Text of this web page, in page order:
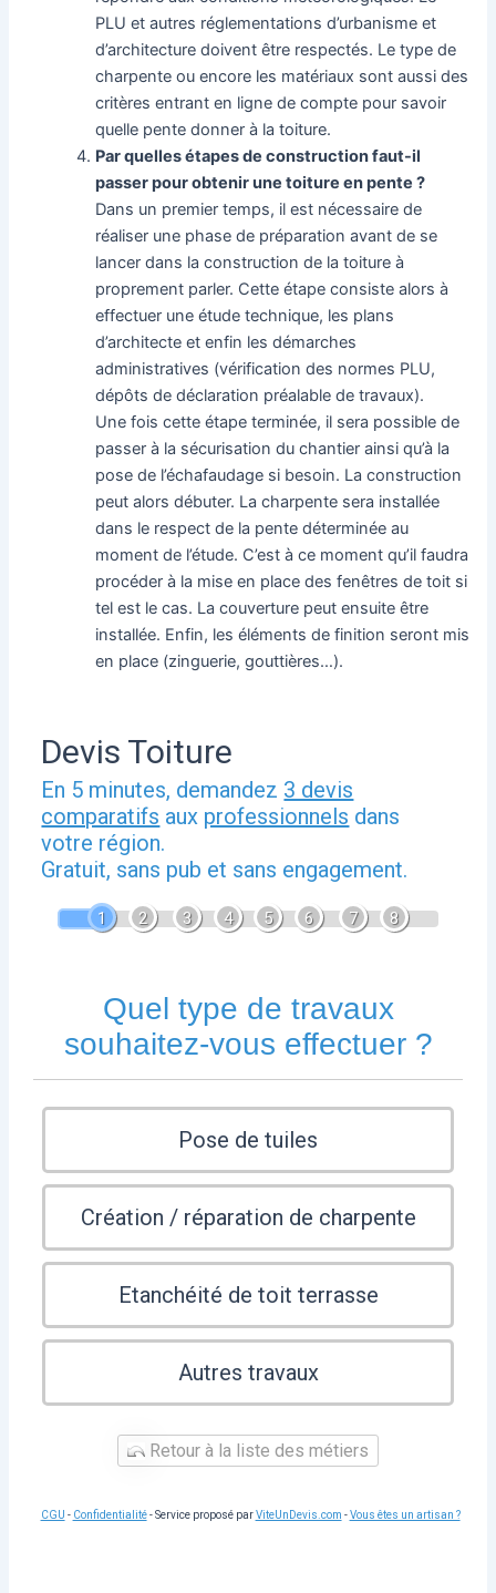
PLU et autres réglementations d’urbanisme et
d’architecture doivent être respectés. Le type de
charpente ou encore les matériaux sont aussi des
critères entrant en ligne de compte pour savoir
quelle pente donner à la toiture.
Par quelles étapes de construction faut-il
passer pour obtenir une toiture en pente ?
Dans un premier temps, il est nécessaire de
réaliser une phase de préparation avant de se
lancer dans la construction de la toiture à
proprement parler. Cette étape consiste alors à
effectuer une étude technique, les plans
d’architecte et enfin les démarches
administratives (vérification des normes PLU,
dépôts de déclaration préalable de travaux).
Une fois cette étape terminée, il sera possible de
passer à la sécurisation du chantier ainsi qu’à la
pose de l’échafaudage si besoin. La construction
peut alors débuter. La charpente sera installée
dans le respect de la pente déterminée au
moment de l’étude. C’est à ce moment qu’il faudra
procéder à la mise en place des fenêtres de toit si
tel est le cas. La couverture peut ensuite être
installée. Enfin, les éléments de finition seront mis
en place (zinguerie, gouttières…).
Devis Toiture
En 5 minutes, demandez 3 devis
comparatifs aux professionnels dans
votre région.
Gratuit, sans pub et sans engagement.
1 2 3 4 5 6 7 8
Quel type de travaux
souhaitez-vous effectuer ?
Pose de tuiles
Création / réparation de charpente
Etanchéité de toit terrasse
Autres travaux
Retour à la liste des métiers
CGU - Confidentialité- Service proposé parViteUnDevis.com -Vous êtes un artisan ?